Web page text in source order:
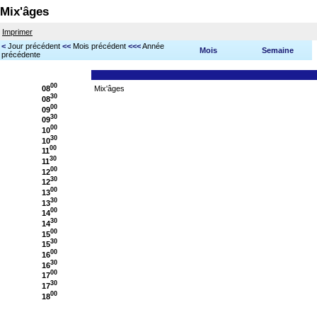
Mix'âges
Imprimer
< Jour précédent << Mois précédent <<<Année
précédente
Mois Semaine
0800
0830
0900
0930
1000
1030
1100
1130
1200
1230
1300
1330
1400
1430
1500
1530
1600
1630
1700
1730
1800
Mix'âges